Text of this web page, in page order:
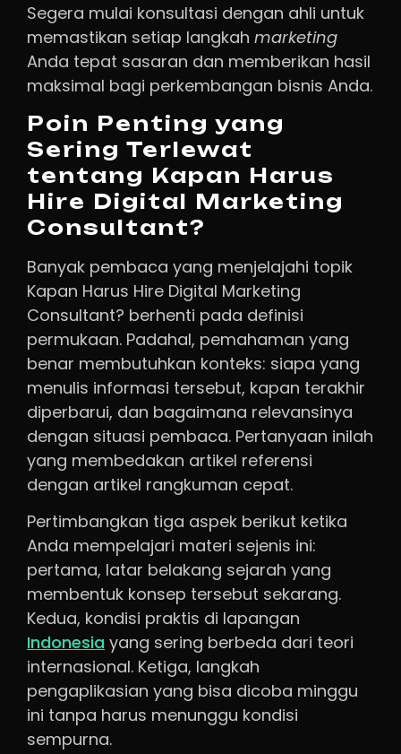
Segera mulai konsultasi dengan ahli untuk
memastikan setiap langkah marketing
Anda tepat sasaran dan memberikan hasil
maksimal bagi perkembangan bisnis Anda.
Poin Penting yang
Sering Terlewat
tentang Kapan Harus
Hire Digital Marketing
Consultant?
Banyak pembaca yang menjelajahi topik
Kapan Harus Hire Digital Marketing
Consultant? berhenti pada definisi
permukaan. Padahal, pemahaman yang
benar membutuhkan konteks: siapa yang
menulis informasi tersebut, kapan terakhir
diperbarui, dan bagaimana relevansinya
dengan situasi pembaca. Pertanyaan inilah
yang membedakan artikel referensi
dengan artikel rangkuman cepat.
Pertimbangkan tiga aspek berikut ketika
Anda mempelajari materi sejenis ini:
pertama, latar belakang sejarah yang
membentuk konsep tersebut sekarang.
Kedua, kondisi praktis di lapangan
Indonesia yang sering berbeda dari teori
internasional. Ketiga, langkah
pengaplikasian yang bisa dicoba minggu
ini tanpa harus menunggu kondisi
sempurna.